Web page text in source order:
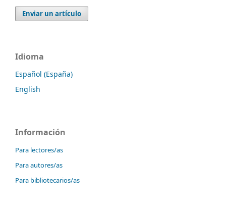
Enviar un artículo
Idioma
Español (España)
English
Información
Para lectores/as
Para autores/as
Para bibliotecarios/as